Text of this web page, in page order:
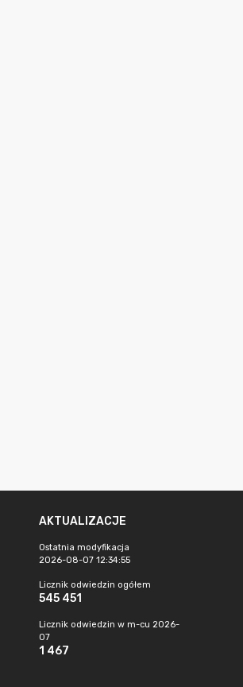
AKTUALIZACJE
Ostatnia modyfikacja
2026-08-07 12:34:55
Licznik odwiedzin ogółem
545 451
Licznik odwiedzin w m-cu 2026-
07
1 467